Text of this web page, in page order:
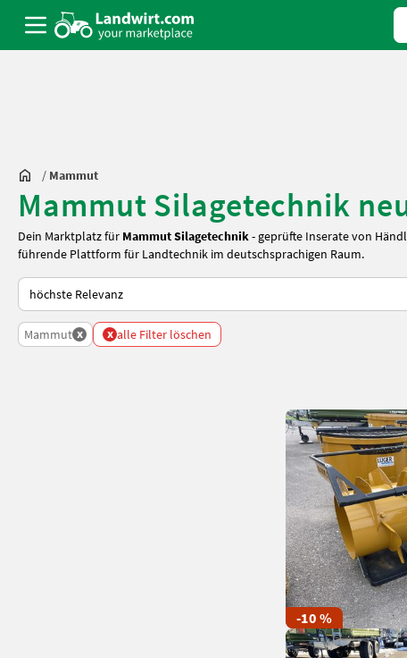
/ Mammut
Mammut Silagetechnik
Dein Marktplatz für Mammut Silagetechnik- geprüfte Inserate von
führende Plattform für Landtechnik im deutschsprachigen Raum.
So wird auf Landwirt.com sortiert
Mammut x x alle Filter löschen
-10 %